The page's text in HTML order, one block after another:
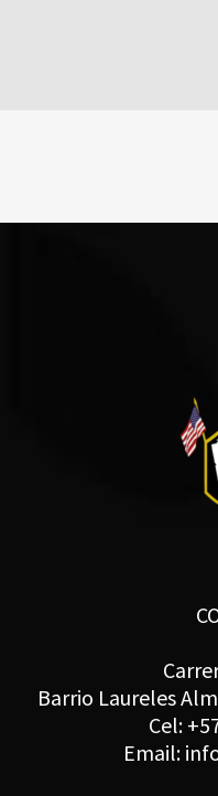
Barrio Laureles
Cel:
Email: